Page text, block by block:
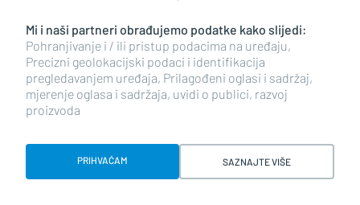
BRODSKO-POSAVSKA ŽUPANIJA
POŽEŠKO-SLAVONSKA ŽUPANIJA
Copyright © 2026 plusportal.hr, sva prava pridržana
Mi i naši partneri obrađujemo podatke kako slijedi:
Pohranjivanje i / ili pristup podacima na uređaju,
Precizni geolokacijski podaci i identifikacija
pregledavanjem uređaja, Prilagođeni oglasi i sadržaj,
mjerenje oglasa i sadržaja, uvidi o publici, razvoj
proizvoda
PRIHVAĆAM SAZNAJTE VIŠE